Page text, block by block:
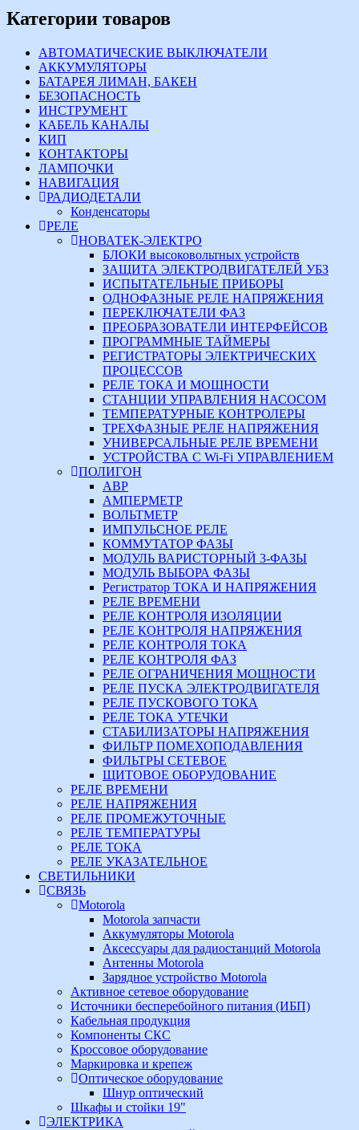
Категории товаров
АВТОМАТИЧЕСКИЕ ВЫКЛЮЧАТЕЛИ
АККУМУЛЯТОРЫ
БАТАРЕЯ ЛИМАН, БАКЕН
БЕЗОПАСНОСТЬ
ИНСТРУМЕНТ
КАБЕЛЬ КАНАЛЫ
КИП
КОНТАКТОРЫ
ЛАМПОЧКИ
НАВИГАЦИЯ
РАДИОДЕТАЛИ
Конденсаторы
РЕЛЕ
НОВАТЕК-ЭЛЕКТРО
БЛОКИ высоковольтных устройств
ЗАЩИТА ЭЛЕКТРОДВИГАТЕЛЕЙ УБЗ
ИСПЫТАТЕЛЬНЫЕ ПРИБОРЫ
ОДНОФАЗНЫЕ РЕЛЕ НАПРЯЖЕНИЯ
ПЕРЕКЛЮЧАТЕЛИ ФАЗ
ПРЕОБРАЗОВАТЕЛИ ИНТЕРФЕЙСОВ
ПРОГРАММНЫЕ ТАЙМЕРЫ
РЕГИСТРАТОРЫ ЭЛЕКТРИЧЕСКИХ
ПРОЦЕССОВ
РЕЛЕ ТОКА И МОЩНОСТИ
СТАНЦИИ УПРАВЛЕНИЯ НАСОСОМ
ТЕМПЕРАТУРНЫЕ КОНТРОЛЕРЫ
ТРЕХФАЗНЫЕ РЕЛЕ НАПРЯЖЕНИЯ
УНИВЕРСАЛЬНЫЕ РЕЛЕ ВРЕМЕНИ
УСТРОЙСТВА С Wi-Fi УПРАВЛЕНИЕМ
ПОЛИГОН
АВР
АМПЕРМЕТР
ВОЛЬТМЕТР
ИМПУЛЬСНОЕ РЕЛЕ
КОММУТАТОР ФАЗЫ
МОДУЛЬ ВАРИСТОРНЫЙ 3-ФАЗЫ
МОДУЛЬ ВЫБОРА ФАЗЫ
Регистратор ТОКА И НАПРЯЖЕНИЯ
РЕЛЕ ВРЕМЕНИ
РЕЛЕ КОНТРОЛЯ ИЗОЛЯЦИИ
РЕЛЕ КОНТРОЛЯ НАПРЯЖЕНИЯ
РЕЛЕ КОНТРОЛЯ ТОКА
РЕЛЕ КОНТРОЛЯ ФАЗ
РЕЛЕ ОГРАНИЧЕНИЯ МОЩНОСТИ
РЕЛЕ ПУСКА ЭЛЕКТРОДВИГАТЕЛЯ
РЕЛЕ ПУСКОВОГО ТОКА
РЕЛЕ ТОКА УТЕЧКИ
СТАБИЛИЗАТОРЫ НАПРЯЖЕНИЯ
ФИЛЬТР ПОМЕХОПОДАВЛЕНИЯ
ФИЛЬТРЫ СЕТЕВОЕ
ЩИТОВОЕ ОБОРУДОВАНИЕ
РЕЛЕ ВРЕМЕНИ
РЕЛЕ НАПРЯЖЕНИЯ
РЕЛЕ ПРОМЕЖУТОЧНЫЕ
РЕЛЕ ТЕМПЕРАТУРЫ
РЕЛЕ ТОКА
РЕЛЕ УКАЗАТЕЛЬНОЕ
СВЕТИЛЬНИКИ
СВЯЗЬ
Motorola
Motorola запчасти
Аккумуляторы Motorola
Аксессуары для радиостанций Motorola
Антенны Motorola
Зарядное устройство Motorola
Активное сетевое оборудование
Источники бесперебойного питания (ИБП)
Кабельная продукция
Компоненты СКС
Кроссовое оборудование
Маркировка и крепеж
Оптическое оборудование
Шнур оптический
Шкафы и стойки 19"
ЭЛЕКТРИКА